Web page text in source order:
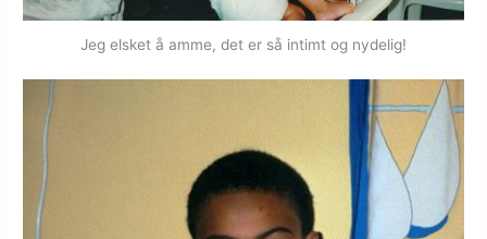
Jeg elsket å amme, det er så intimt og nydelig!